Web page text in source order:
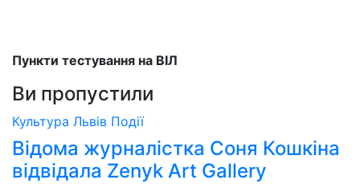
Пункти тестування на ВІЛ
Ви пропустили
Культура Львів Події
Відома журналістка Соня Кошкіна
відвідала Zenyk Art Gallery